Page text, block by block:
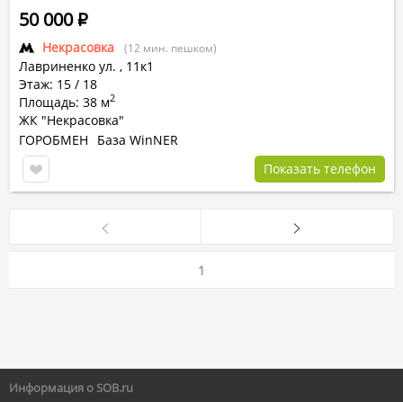
Некрасовка (12 мин. пешком)
Лавриненко ул. , 11к1
Этаж: 15 / 18
Площадь: 38 м2
ЖК "Некрасовка"
50 000Р
ГОРОБМЕН
База WinNER
Показать телефон
1
Информация о SOB.ru